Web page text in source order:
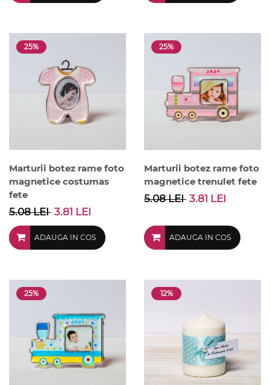
25%
Marturii botez rame foto
magnetice costumas
fete
5.08 LEI 3.81 LEI
ADAUGA IN COS
25%
Marturii botez rame foto
magnetice trenulet fete
5.08 LEI 3.81 LEI
ADAUGA IN COS
25% 12%